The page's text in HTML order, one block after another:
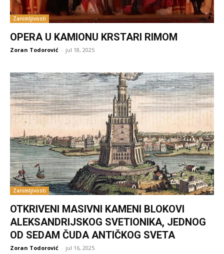
Zanimljivosti
OPERA U KAMIONU KRSTARI RIMOM
Zoran Todorović - jul 18, 2025
Zanimljivosti
OTKRIVENI MASIVNI KAMENI BLOKOVI
ALEKSANDRIJSKOG SVETIONIKA, JEDNOG
OD SEDAM ČUDA ANTIČKOG SVETA
Zoran Todorović - jul 16, 2025